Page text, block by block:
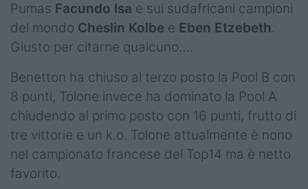
Pumas Facundo Isa e sui sudafricani campioni
del mondo Cheslin Kolbe e Eben Etzebeth.
Giusto per citarne qualcuno….
Benetton ha chiuso al terzo posto la Pool B con
8 punti, Tolone invece ha dominato la Pool A
chiudendo al primo posto con 16 punti, frutto di
tre vittorie e un k.o. Tolone attualmente è nono
nel campionato francese del Top14 ma è netto
favorito.